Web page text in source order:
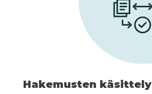
Hakemusten käsittely